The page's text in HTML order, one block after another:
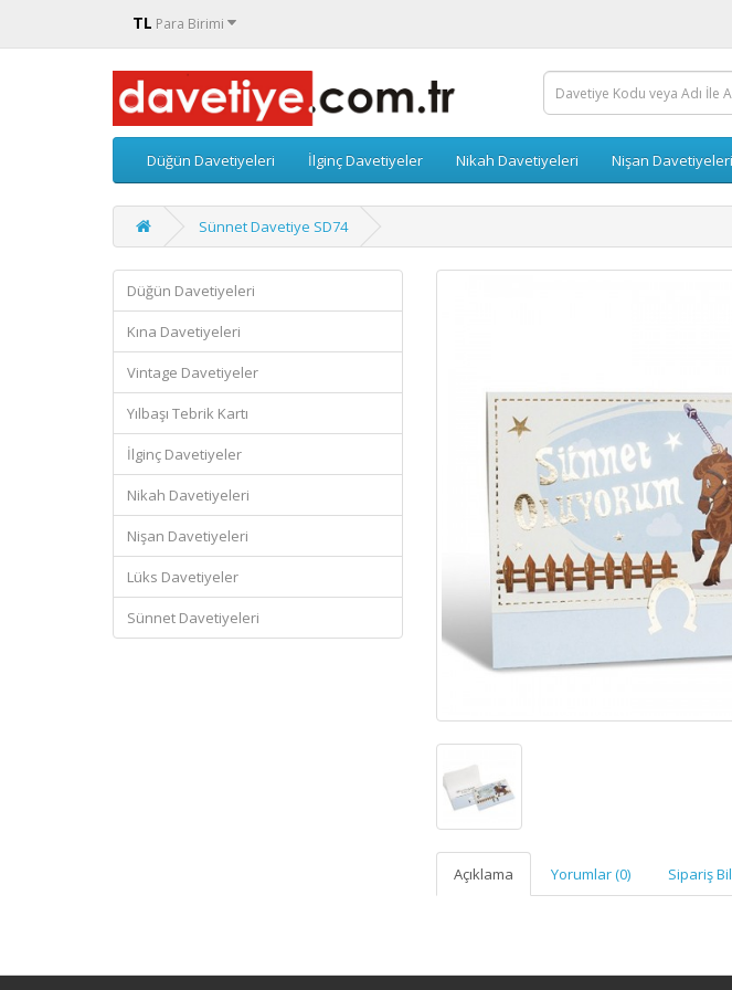
TL Para Birimi
Düğün Davetiyeleri İlginç Davetiyeler Nikah Davetiyeleri Nişan Davetiyeleri
Sünnet Davetiye SD74
Düğün Davetiyeleri
Kına Davetiyeleri
Vintage Davetiyeler
Yılbaşı Tebrik Kartı
İlginç Davetiyeler
Nikah Davetiyeleri
Nişan Davetiyeleri
Lüks Davetiyeler
Sünnet Davetiyeleri
Açıklama Yorumlar (0) Sipariş